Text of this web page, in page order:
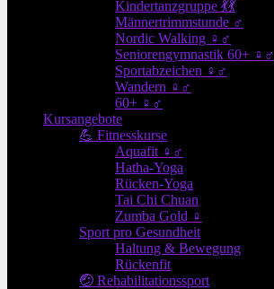
Kindertanzgruppe 💃💃
Männertrimmstunde ♂
Nordic Walking ♀♂
Seniorengymnastik 60+ ♀♂
Sportabzeichen ♀♂
Wandern ♀♂
60+ ♀♂
Kursangebote
💪 Fitnesskurse
Aquafit ♀♂
Hatha-Yoga
Rücken-Yoga
Tai Chi Chuan
Zumba Gold ♀
Sport pro Gesundheit
Haltung & Bewegung
Rückenfit
🤕 Rehabilitationssport